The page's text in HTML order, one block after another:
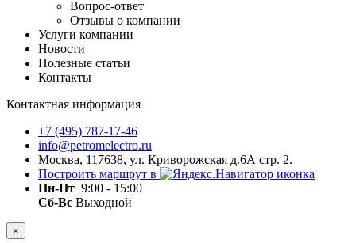
Вопрос-ответ
Отзывы о компании
Услуги компании
Новости
Полезные статьи
Контакты
Контактная информация
+7 (495) 787-17-46
info@petromelectro.ru
Москва, 117638, ул. Криворожская д.6А стр. 2.
Построить маршрут в
Пн-Пт 9:00 - 15:00
Сб-Вс Выходной
×